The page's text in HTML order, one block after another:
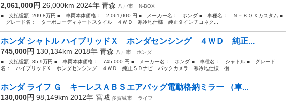
2,061,000円 26,000km 2024年 青森 八戸市
N-BOX
■ 支払総額: 209.8万円 ■ 車両本体価格： 2,061,000 円 ■ メーカー名： ホンダ ■ 車種名： Ｎ－ＢＯＸカスタム ■
グレード名： ターボコーディネートスタイル ４ＷＤ 寒冷地仕様 純正９インチコネク...
ホンダ シャトル ハイブリッドＸ ホンダセンシング ４ＷＤ 純正...
745,000円 130,134km 2018年 青森 八戸市
ホンダ
■ 支払総額: 85.9万円 ■ 車両本体価格： 745,000 円 ■ メーカー名： ホンダ ■ 車種名： シャトル ■ グレード
名： ハイブリッドＸ ホンダセンシング ４ＷＤ 純正ＳＤナビ バックカメラ 寒冷地仕様 衝...
ホンダ ライフ Ｇ キーレスＡＢＳエアバッグ電動格納ミラー （車...
130,000円 98,149km 2012年 宮城 多賀城市
ライフ